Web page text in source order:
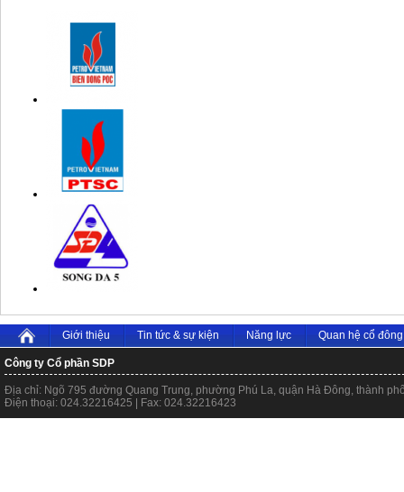
Giới thiệu Tin tức & sự kiện Năng lực Quan hệ cổ đông
Công ty Cổ phần SDP
Địa chỉ: Ngõ 795 đường Quang Trung, phường Phú La, quận Hà Đông, thành
Điện thoại: 024.32216425 | Fax: 024.32216423